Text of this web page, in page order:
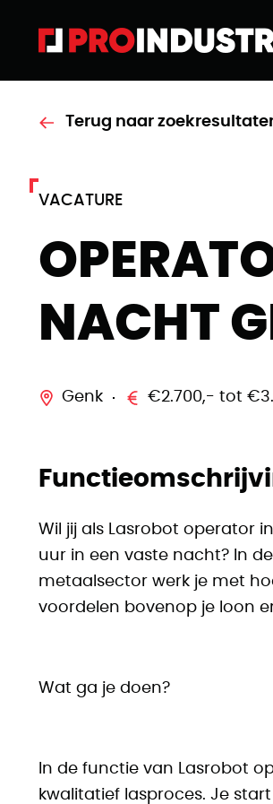
Terug naar
VACATURE
NACHT
Genk €2.700,- tot
Wil jij als Lasrobot operator
uur in een vaste nacht? In
metaalsector werk je met
voordelen bovenop je loon
Wat ga je doen?
In de functie van Lasrobot
kwalitatief lasproces. Je